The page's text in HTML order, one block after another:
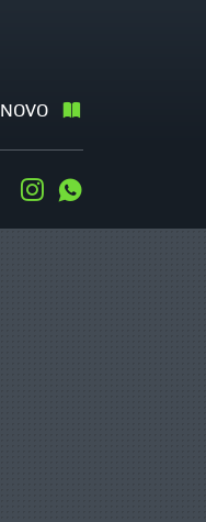
NOVO
Instagram